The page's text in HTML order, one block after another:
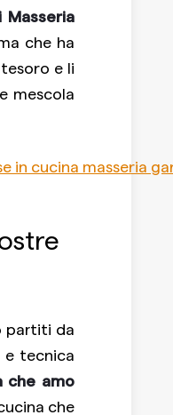
che ha
e li
mescola
partiti da
tecnica
che amo
che